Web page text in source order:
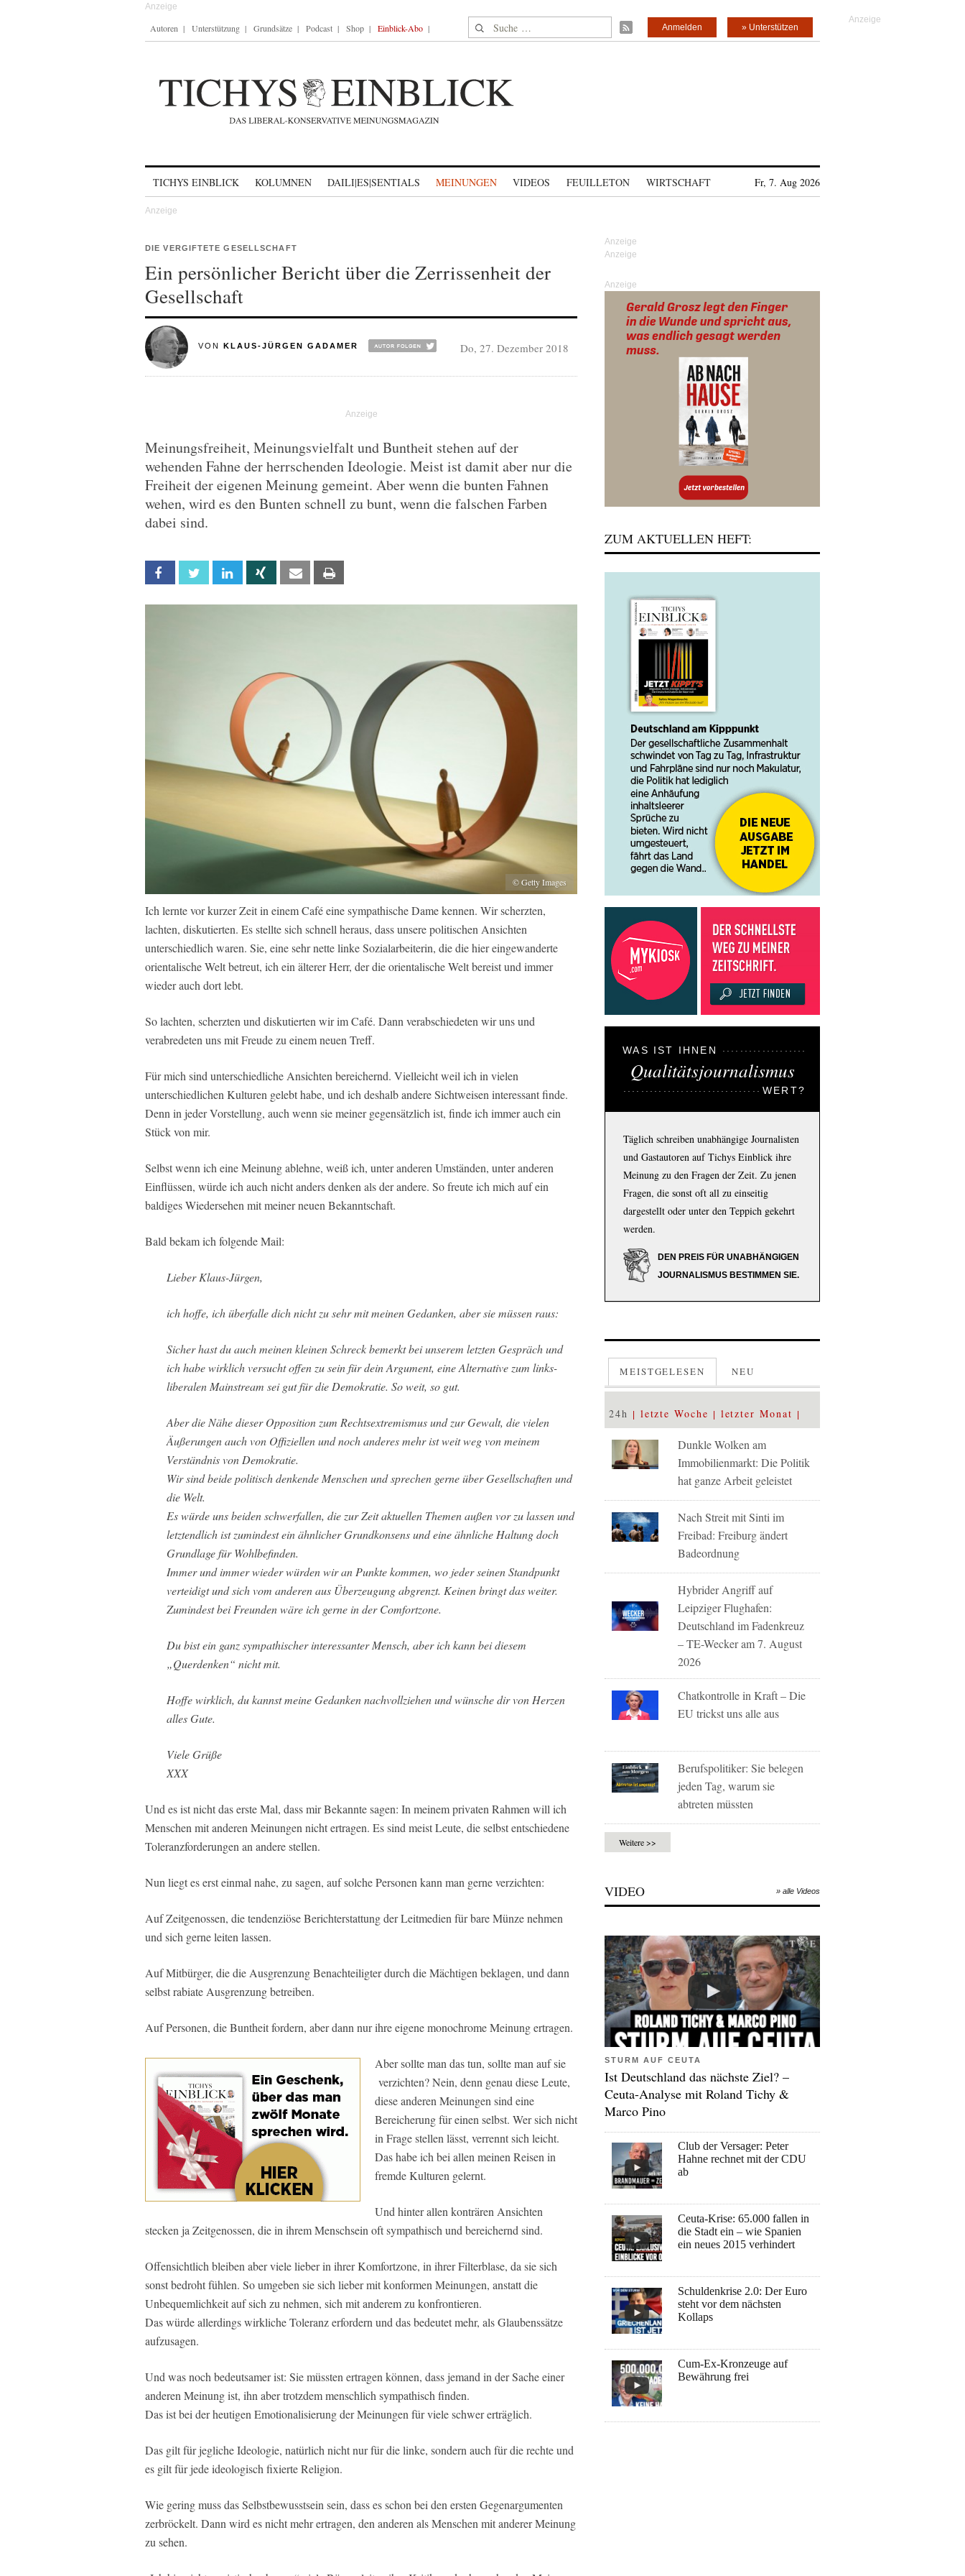
Autoren Unterstützung Grundsätze Podcast Shop Einblick-Abo Suche nach: » Unterstützen
Anmelden
TICHYS EINBLICK KOLUMNEN DAILI|ES|SENTIALS MEINUNGEN VIDEOS FEUILLETON WIRTSCHAFT Fr, 7. Aug 2026
DIE VERGIFTETE GESELLSCHAFT
Ein persönlicher Bericht über die Zerrissenheit der
Gesellschaft
VON KLAUS-JÜRGEN GADAMER Do, 27. Dezember 2018
Meinungsfreiheit, Meinungsvielfalt und Buntheit stehen auf der
wehenden Fahne der herrschenden Ideologie. Meist ist damit aber nur die
Freiheit der eigenen Meinung gemeint. Aber wenn die bunten Fahnen
wehen, wird es den Bunten schnell zu bunt, wenn die falschen Farben
dabei sind.
Facebook Twitter Linkedin Xing Email
© Getty Images
Ich lernte vor kurzer Zeit in einem Café eine sympathische Dame kennen. Wir scherzten,
lachten, diskutierten. Es stellte sich schnell heraus, dass unsere politischen Ansichten
unterschiedlich waren. Sie, eine sehr nette linke Sozialarbeiterin, die die hier eingewanderte
orientalische Welt betreut, ich ein älterer Herr, der die orientalische Welt bereist und immer
wieder auch dort lebt.
So lachten, scherzten und diskutierten wir im Café. Dann verabschiedeten wir uns und
verabredeten uns mit Freude zu einem neuen Treff.
Für mich sind unterschiedliche Ansichten bereichernd. Vielleicht weil ich in vielen
unterschiedlichen Kulturen gelebt habe, und ich deshalb andere Sichtweisen interessant finde.
Denn in jeder Vorstellung, auch wenn sie meiner gegensätzlich ist, finde ich immer auch ein
Stück von mir.
Selbst wenn ich eine Meinung ablehne, weiß ich, unter anderen Umständen, unter anderen
Einflüssen, würde ich auch nicht anders denken als der andere. So freute ich mich auf ein
baldiges Wiedersehen mit meiner neuen Bekanntschaft.
Bald bekam ich folgende Mail:
Lieber Klaus-Jürgen,
ich hoffe, ich überfalle dich nicht zu sehr mit meinen Gedanken, aber sie müssen raus:
Sicher hast du auch meinen kleinen Schreck bemerkt bei unserem letzten Gespräch und
ich habe wirklich versucht offen zu sein für dein Argument, eine Alternative zum links-
liberalen Mainstream sei gut für die Demokratie. So weit, so gut.
Aber die Nähe dieser Opposition zum Rechtsextremismus und zur Gewalt, die vielen
Äußerungen auch von Offiziellen und noch anderes mehr ist weit weg von meinem
Verständnis von Demokratie.
Wir sind beide politisch denkende Menschen und sprechen gerne über Gesellschaften und
die Welt.
Es würde uns beiden schwerfallen, die zur Zeit aktuellen Themen außen vor zu lassen und
letztendlich ist zumindest ein ähnlicher Grundkonsens und eine ähnliche Haltung doch
Grundlage für Wohlbefinden.
Immer und immer wieder würden wir an Punkte kommen, wo jeder seinen Standpunkt
verteidigt und sich vom anderen aus Überzeugung abgrenzt. Keinen bringt das weiter.
Zumindest bei Freunden wäre ich gerne in der Comfortzone.
Du bist ein ganz sympathischer interessanter Mensch, aber ich kann bei diesem
„Querdenken“ nicht mit.
Hoffe wirklich, du kannst meine Gedanken nachvollziehen und wünsche dir von Herzen
alles Gute.
Viele Grüße
XXX
Und es ist nicht das erste Mal, dass mir Bekannte sagen: In meinem privaten Rahmen will ich
Menschen mit anderen Meinungen nicht ertragen. Es sind meist Leute, die selbst entschiedene
Toleranzforderungen an andere stellen.
Nun liegt es erst einmal nahe, zu sagen, auf solche Personen kann man gerne verzichten:
Auf Zeitgenossen, die tendenziöse Berichterstattung der Leitmedien für bare Münze nehmen
und sich gerne leiten lassen.
Auf Mitbürger, die die Ausgrenzung Benachteiligter durch die Mächtigen beklagen, und dann
selbst rabiate Ausgrenzung betreiben.
Auf Personen, die Buntheit fordern, aber dann nur ihre eigene monochrome Meinung ertragen.
Aber sollte man das tun, sollte man auf sie
verzichten? Nein, denn genau diese Leute,
diese anderen Meinungen sind eine
Bereicherung für einen selbst. Wer sich nicht
in Frage stellen lässt, verrennt sich leicht.
Das habe ich bei allen meinen Reisen in
fremde Kulturen gelernt.
Und hinter allen konträren Ansichten
stecken ja Zeitgenossen, die in ihrem Menschsein oft sympathisch und bereichernd sind.
Offensichtlich bleiben aber viele lieber in ihrer Komfortzone, in ihrer Filterblase, da sie sich
sonst bedroht fühlen. So umgeben sie sich lieber mit konformen Meinungen, anstatt die
Unbequemlichkeit auf sich zu nehmen, sich mit anderem zu konfrontieren.
Das würde allerdings wirkliche Toleranz erfordern und das bedeutet mehr, als Glaubenssätze
aufzusagen.
Und was noch bedeutsamer ist: Sie müssten ertragen können, dass jemand in der Sache einer
anderen Meinung ist, ihn aber trotzdem menschlich sympathisch finden.
Das ist bei der heutigen Emotionalisierung der Meinungen für viele schwer erträglich.
Das gilt für jegliche Ideologie, natürlich nicht nur für die linke, sondern auch für die rechte und
es gilt für jede ideologisch fixierte Religion.
Wie gering muss das Selbstbewusstsein sein, dass es schon bei den ersten Gegenargumenten
zerbröckelt. Dann wird es nicht mehr ertragen, den anderen als Menschen mit anderer Meinung
zu sehen.
Anzeige
ZUM AKTUELLEN HEFT:
WAS IST IHNEN
Qualitätsjournalismus
WERT?
Täglich schreiben unabhängige Journalisten
und Gastautoren auf Tichys Einblick ihre
Meinung zu den Fragen der Zeit. Zu jenen
Fragen, die sonst oft all zu einseitig
dargestellt oder unter den Teppich gekehrt
werden.
DEN PREIS FÜR UNABHÄNGIGEN
JOURNALISMUS BESTIMMEN SIE.
MEISTGELESEN NEU
24h letzte Woche letzter Monat
Dunkle Wolken am
Immobilienmarkt: Die Politik
hat ganze Arbeit geleistet
Nach Streit mit Sinti im
Freibad: Freiburg ändert
Badeordnung
Hybrider Angriff auf
Leipziger Flughafen:
Deutschland im Fadenkreuz
– TE-Wecker am 7. August
2026
Chatkontrolle in Kraft – Die
EU trickst uns alle aus
Berufspolitiker: Sie belegen
jeden Tag, warum sie
abtreten müssten
Weitere >>
VIDEO » alle Videos
STURM AUF CEUTA
Ist Deutschland das nächste Ziel? –
Ceuta-Analyse mit Roland Tichy &
Marco Pino
Club der Versager: Peter
Hahne rechnet mit der CDU
ab
Ceuta-Krise: 65.000 fallen in
die Stadt ein – wie Spanien
ein neues 2015 verhindert
Schuldenkrise 2.0: Der Euro
steht vor dem nächsten
Kollaps
Cum-Ex-Kronzeuge auf
Bewährung frei